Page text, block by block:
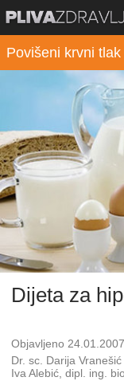
Povišeni krvni tlak
Dijeta za
Objavljeno
Dr. sc. Darija
Iva Alebić, dipl. ing.